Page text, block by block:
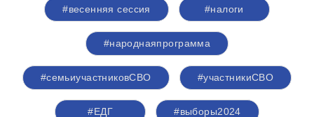
#весенняя сессия #налоги
#народнаяпрограмма
#семьиучастниковСВО #участникиСВО
#ЕДГ #выборы2024